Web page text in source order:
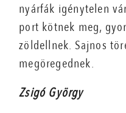
nyárfák igénytelen
port kötnek meg,
zöldellnek. Sajnos
megöregednek.
Zsigó György